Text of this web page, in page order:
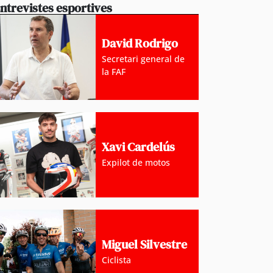
esportives
David Rodrigo
Secretari general de
la FAF
Xavi Cardelús
Expilot de motos
Miguel Silvestre
Ciclista